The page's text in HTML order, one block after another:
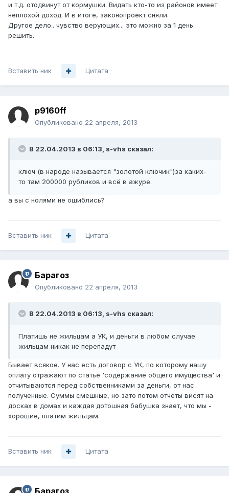
и т.д. отодвинут от кормушки. Видать кто-то из районов имеет
неплохой доход. И в итоге, законопроект сняли.
Другое дело.. чувство верующих... это можно за 1 день
решить.
Вставить ник Цитата
p9160ff
Опубликовано 22 апреля, 2013
В 22.04.2013 в 06:13, s-vhs сказал:
ключ (в народе называется "золотой ключик")за каких-
то там 200000 рубликов и всё в ажуре.
а вы с нолями не ошиблись?
Вставить ник Цитата
Барагоз
Опубликовано 22 апреля, 2013
В 22.04.2013 в 06:13, s-vhs сказал:
Платишь не жильцам а УК, и деньги в любом случае
жильцам никак не перепадут
Бывает всякое. У нас есть договор с УК, по которому нашу
оплату отражают по статье 'содержание общего имущества' и
отчитываются перед собственниками за деньги, от нас
полученные. Суммы смешные, но зато потом отчеты висят на
досках в домах и каждая дотошная бабушка знает, что мы -
хорошие, платим жильцам.
Вставить ник Цитата